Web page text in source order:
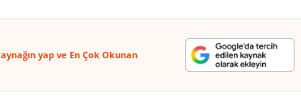
yap ve En Çok Okunan